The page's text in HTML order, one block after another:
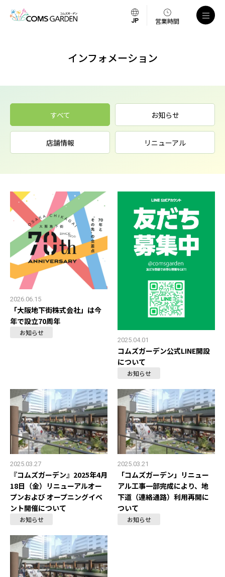
営業時間
インフォメーション
すべて お知らせ
店舗情報 リニューアル
2026.06.15
「大阪地下街株式会社」は今
年で設立70周年
お知らせ
2025.04.01
コムズガーデン公式LINE開設
について
お知らせ
2025.03.27
『コムズガーデン』2025年4月
18日（金）リニューアルオー
プンおよび オープニングイベ
ント開催について
お知らせ
2025.03.21
「コムズガーデン」リニュー
アル工事一部完成により、地
下道（連絡通路）利用再開に
ついて
お知らせ